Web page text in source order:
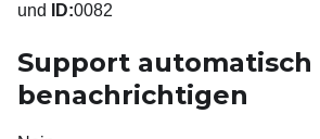
und ID:0082
Support automatisch
benachrichtigen